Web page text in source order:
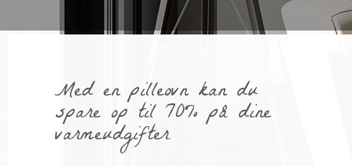
Med en pilleovn kan du
spare op til 70% på dine
varmeudgifter